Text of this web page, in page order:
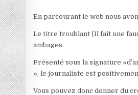
En parcourant le web nous
Le titre troublant (Il fait une
ambages.
Présenté sous la signature
», le journaliste est
Vous pouvez donc donner du